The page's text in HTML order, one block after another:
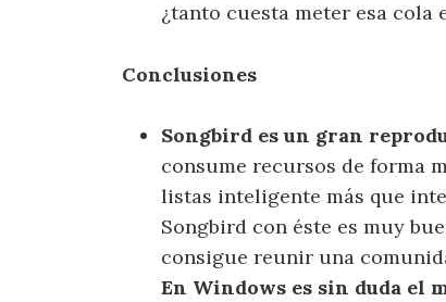
¿tanto cuesta meter esa cola
Conclusiones
Songbird es un gran
consume recursos de forma
listas inteligente más que
Songbird con éste es muy
consigue reunir una
En Windows es sin duda el